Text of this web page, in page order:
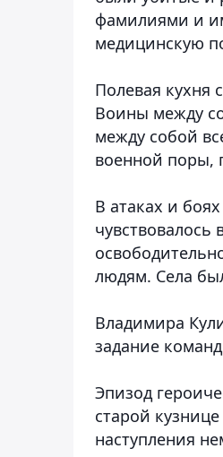
фамилиями и
медицинскую
Полевая кухня
Воины между
между собой
военной поры,
В атаках и
людям. Села
Владимира
задание
Эпизод
старой
наступления